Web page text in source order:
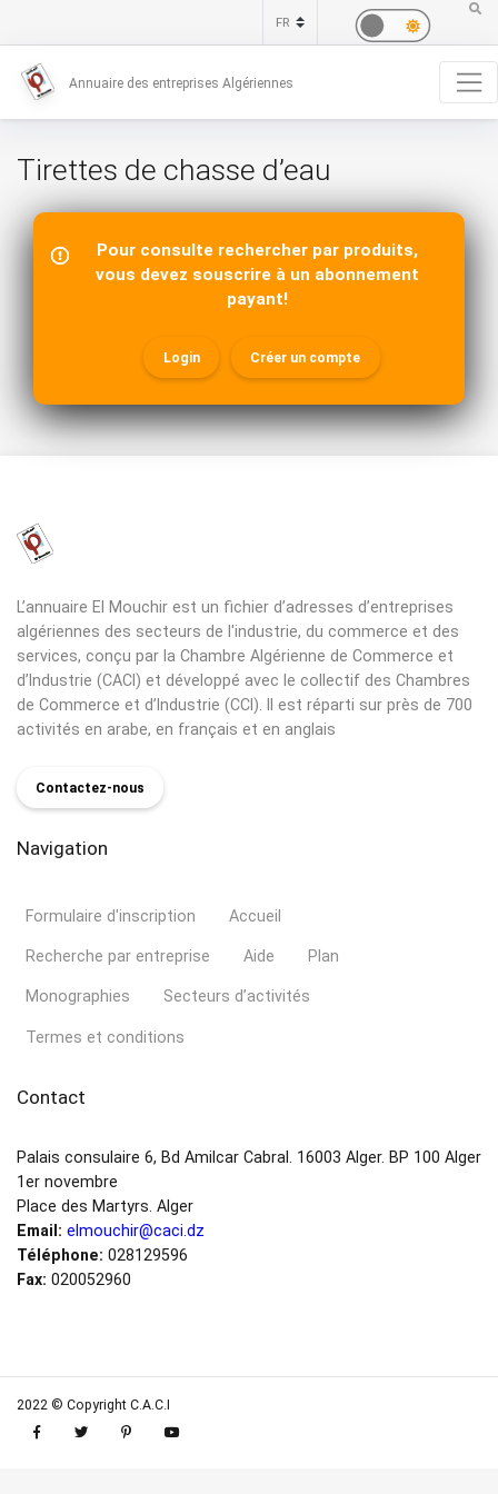
Annuaire des entreprises Algériennes
Tirettes de chasse d’eau
Pour consulte rechercher par produits,
vous devez souscrire à un abonnement
payant!
Login Créer un compte
L’annuaire El Mouchir est un fichier d’adresses d’entreprises
algériennes des secteurs de l'industrie, du commerce et des
services, conçu par la Chambre Algérienne de Commerce et
d’Industrie (CACI) et développé avec le collectif des Chambres
de Commerce et d’Industrie (CCI). Il est réparti sur près de 700
activités en arabe, en français et en anglais
Contactez-nous
Navigation
Formulaire d'inscription Accueil
Recherche par entreprise Aide Plan
Monographies Secteurs d’activités
Termes et conditions
Contact
Palais consulaire 6, Bd Amilcar Cabral. 16003 Alger. BP 100 Alger
1er novembre
Place des Martyrs. Alger
Email: elmouchir@caci.dz
Téléphone: 028129596
Fax: 020052960
2022 © Copyright C.A.C.I